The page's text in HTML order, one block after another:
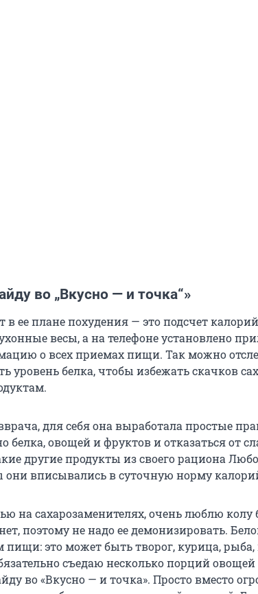
во „Вкусно — и точка“»
ее плане похудения — это подсчет
весы, а на телефоне установлено
о всех приемах пищи. Так можно
уровень белка, чтобы избежать скачков
для себя она выработала простые
белка, овощей и фруктов и отказаться от
другие продукты из своего рациона
они вписывались в суточную норму
на сахарозаменителях, очень люблю колу
поэтому не надо ее демонизировать.
это может быть творог, курица, рыба,
съедаю несколько порций
во «Вкусно — и точка». Просто вместо